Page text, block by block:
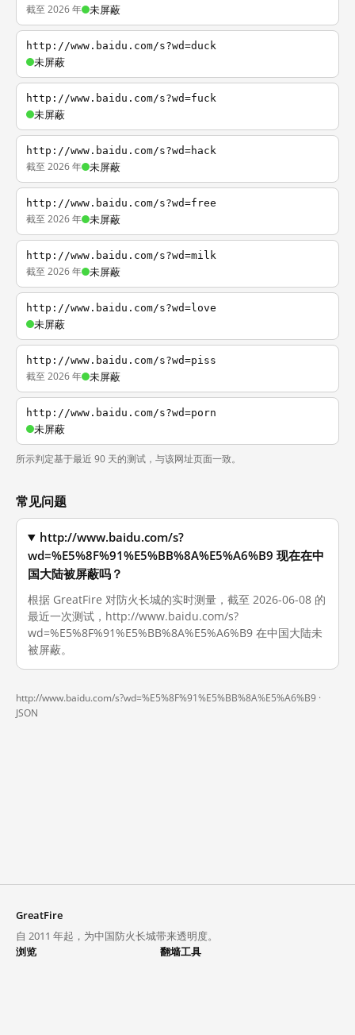
截至 2026 年 未屏蔽
http://www.baidu.com/s?wd=duck
未屏蔽
http://www.baidu.com/s?wd=fuck
未屏蔽
http://www.baidu.com/s?wd=hack
截至 2026 年 未屏蔽
http://www.baidu.com/s?wd=free
截至 2026 年 未屏蔽
http://www.baidu.com/s?wd=milk
截至 2026 年 未屏蔽
http://www.baidu.com/s?wd=love
未屏蔽
http://www.baidu.com/s?wd=piss
截至 2026 年 未屏蔽
http://www.baidu.com/s?wd=porn
未屏蔽
所示判定基于最近 90 天的测试，与该网址页面一致。
常见问题
http://www.baidu.com/s?
wd=%E5%8F%91%E5%BB%8A%E5%A6%B9 现在在中
国大陆被屏蔽吗？
根据 GreatFire 对防火长城的实时测量，截至 2026-06-08 的
最近一次测试，http://www.baidu.com/s?
wd=%E5%8F%91%E5%BB%8A%E5%A6%B9 在中国大陆未
被屏蔽。
http://www.baidu.com/s?wd=%E5%8F%91%E5%BB%8A%E5%A6%B9 ·
JSON
GreatFire
自 2011 年起，为中国防火长城带来透明度。
浏览
翻墙工具